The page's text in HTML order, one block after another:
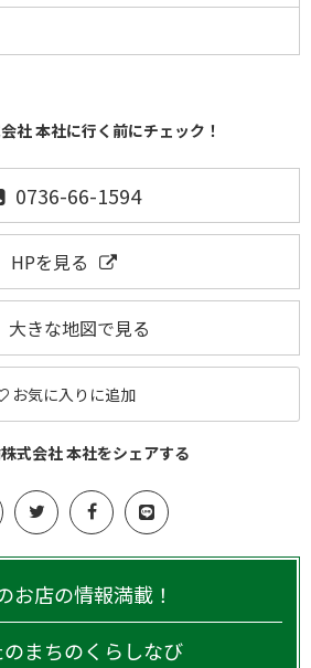
社 本社に行く前にチェック！
0736-66-1594
HPを見る
大きな地図で見る
お気に入りに追加
式会社 本社をシェアする
お店の情報満載！
まちのくらしなび